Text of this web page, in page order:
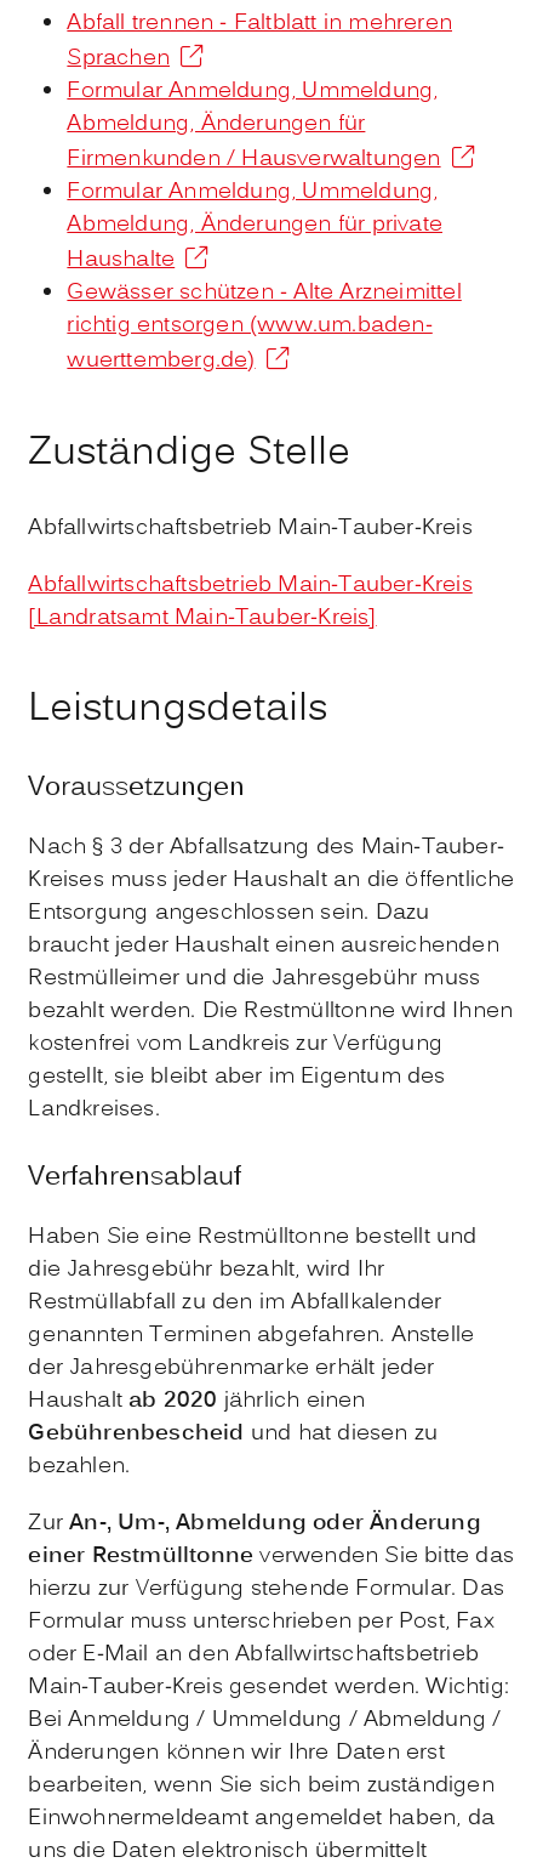
Abfall trennen - Faltblatt in mehreren
Sprachen
Formular Anmeldung, Ummeldung,
Abmeldung, Änderungen für
Firmenkunden / Hausverwaltungen
Formular Anmeldung, Ummeldung,
Abmeldung, Änderungen für private
Haushalte
Gewässer schützen - Alte Arzneimittel
richtig entsorgen (www.um.baden-
wuerttemberg.de)
Zuständige Stelle
Abfallwirtschaftsbetrieb Main-Tauber-Kreis
Abfallwirtschaftsbetrieb Main-Tauber-Kreis
[Landratsamt Main-Tauber-Kreis]
Leistungsdetails
Voraussetzungen
Nach § 3 der Abfallsatzung des Main-Tauber-
Kreises muss jeder Haushalt an die öffentliche
Entsorgung angeschlossen sein. Dazu
braucht jeder Haushalt einen ausreichenden
Restmülleimer und die Jahresgebühr muss
bezahlt werden. Die Restmülltonne wird Ihnen
kostenfrei vom Landkreis zur Verfügung
gestellt, sie bleibt aber im Eigentum des
Landkreises.
Verfahrensablauf
Haben Sie eine Restmülltonne bestellt und
die Jahresgebühr bezahlt, wird Ihr
Restmüllabfall zu den im Abfallkalender
genannten Terminen abgefahren. Anstelle
der Jahresgebührenmarke erhält jeder
Haushalt ab 2020 jährlich einen
Gebührenbescheid und hat diesen zu
bezahlen.
ZurAn-, Um-, Abmeldung oder Änderung
einer Restmülltonne verwenden Sie bitte das
hierzu zur Verfügung stehende Formular. Das
Formular muss unterschrieben per Post, Fax
oder E-Mail an den Abfallwirtschaftsbetrieb
Main-Tauber-Kreis gesendet werden. Wichtig:
Bei Anmeldung / Ummeldung / Abmeldung /
Änderungen können wir Ihre Daten erst
bearbeiten, wenn Sie sich beim zuständigen
Einwohnermeldeamt angemeldet haben, da
uns die Daten elektronisch übermittelt